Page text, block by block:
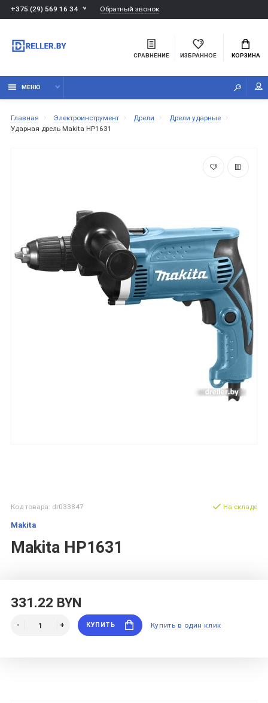
+375 (29) 569 16 34 Обратный звонок
СРАВНЕНИЕ ИЗБРАННОЕ КОРЗИНА
МЕНЮ
Главная Электроинструмент Дрели
Дрели ударные
Ударная дрель Makita HP1631
Код товара: dr033847
Makita
Makita HP1631
На складе
331.22 BYN
КУПИТЬ Купить в один клик